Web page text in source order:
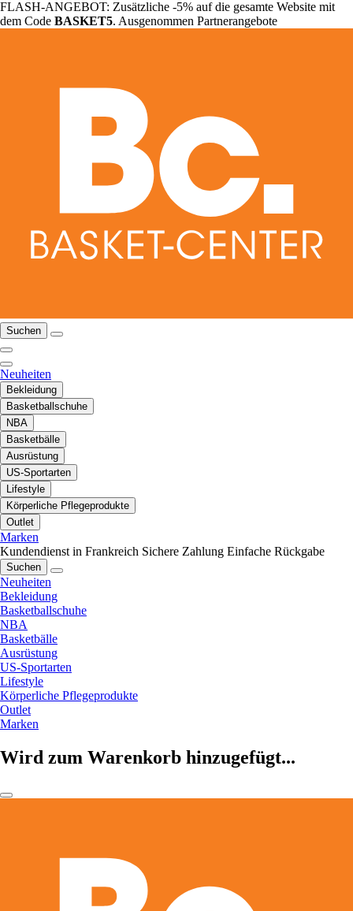
FLASH-ANGEBOT: Zusätzliche -5% auf die gesamte Website mit
dem Code BASKET5. Ausgenommen Partnerangebote
Suchen
Neuheiten
Bekleidung
Basketballschuhe
NBA
Basketbälle
Ausrüstung
US-Sportarten
Lifestyle
Körperliche Pflegeprodukte
Outlet
Marken
Kundendienst in Frankreich Sichere Zahlung Einfache Rückgabe
Suchen
Neuheiten
Bekleidung
Basketballschuhe
NBA
Basketbälle
Ausrüstung
US-Sportarten
Lifestyle
Körperliche Pflegeprodukte
Outlet
Marken
Wird zum Warenkorb hinzugefügt...